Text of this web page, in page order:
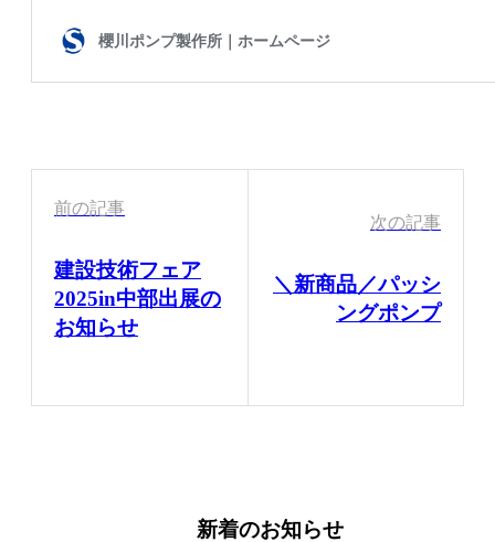
前の記事
建設技術フェア
2025in中部出展の
お知らせ
次の記事
＼新商品／パッシ
ングポンプ
新着のお知らせ